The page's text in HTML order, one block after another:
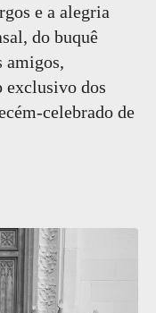
e a alegria
do buquê
amigos,
exclusivo dos
celebrado de